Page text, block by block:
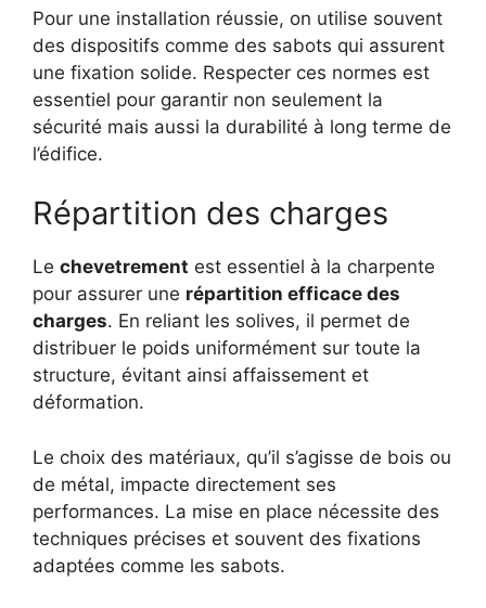
Pour une installation réussie, on utilise souvent
des dispositifs comme des sabots qui assurent
une fixation solide. Respecter ces normes est
essentiel pour garantir non seulement la
sécurité mais aussi la durabilité à long terme de
l’édifice.
Répartition des charges
Le chevetrement est essentiel à la charpente
pour assurer une répartition efficace des
charges. En reliant les solives, il permet de
distribuer le poids uniformément sur toute la
structure, évitant ainsi affaissement et
déformation.
Le choix des matériaux, qu’il s’agisse de bois ou
de métal, impacte directement ses
performances. La mise en place nécessite des
techniques précises et souvent des fixations
adaptées comme les sabots.